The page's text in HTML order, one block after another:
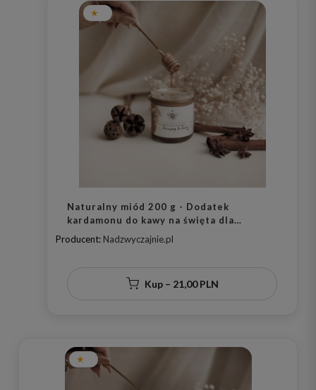
Naturalny miód 200 g - Dodatek
kardamonu do kawy na święta dla
miłośników kawy
Producent: Nadzwyczajnie.pl
Kup – 21,00 PLN